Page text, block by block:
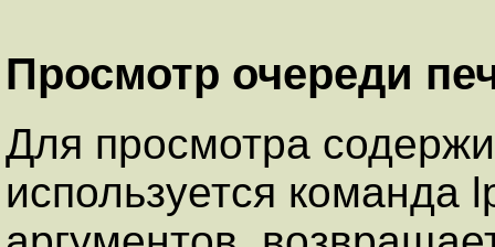
Просмотр очереди
Для просмотра
используется команда